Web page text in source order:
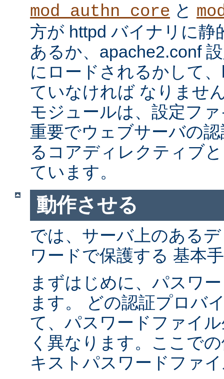
mod_authn_core と
方が httpd バイナリに静
あるか、apache2.conf
にロードされるかして
ていなければ なりませ
モジュールは、設定フ
重要でウェブサーバの
るコアディレクティブ
ています。
動作させる
では、サーバ上のある
ワードで保護する 基本
まずはじめに、パスワ
ます。 どの認証プロバ
て、パスワードファイ
く異なります。ここで
キストパスワードファ